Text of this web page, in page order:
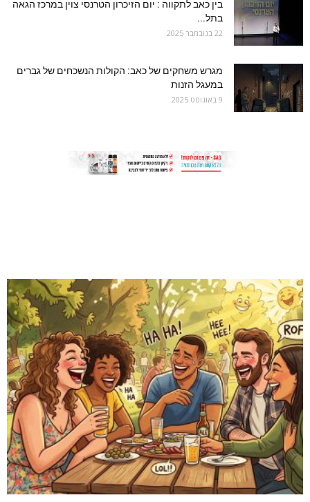
בין כאב לתקווה : יום הזיכרון הטרנסי צוין במרכז הגאה
בתל...
22 בנובמבר 2025
מגרש משחקים של כאב: הקולות הנשכחים של גברים
במעגל הזנות
9 באוגוסט 2025